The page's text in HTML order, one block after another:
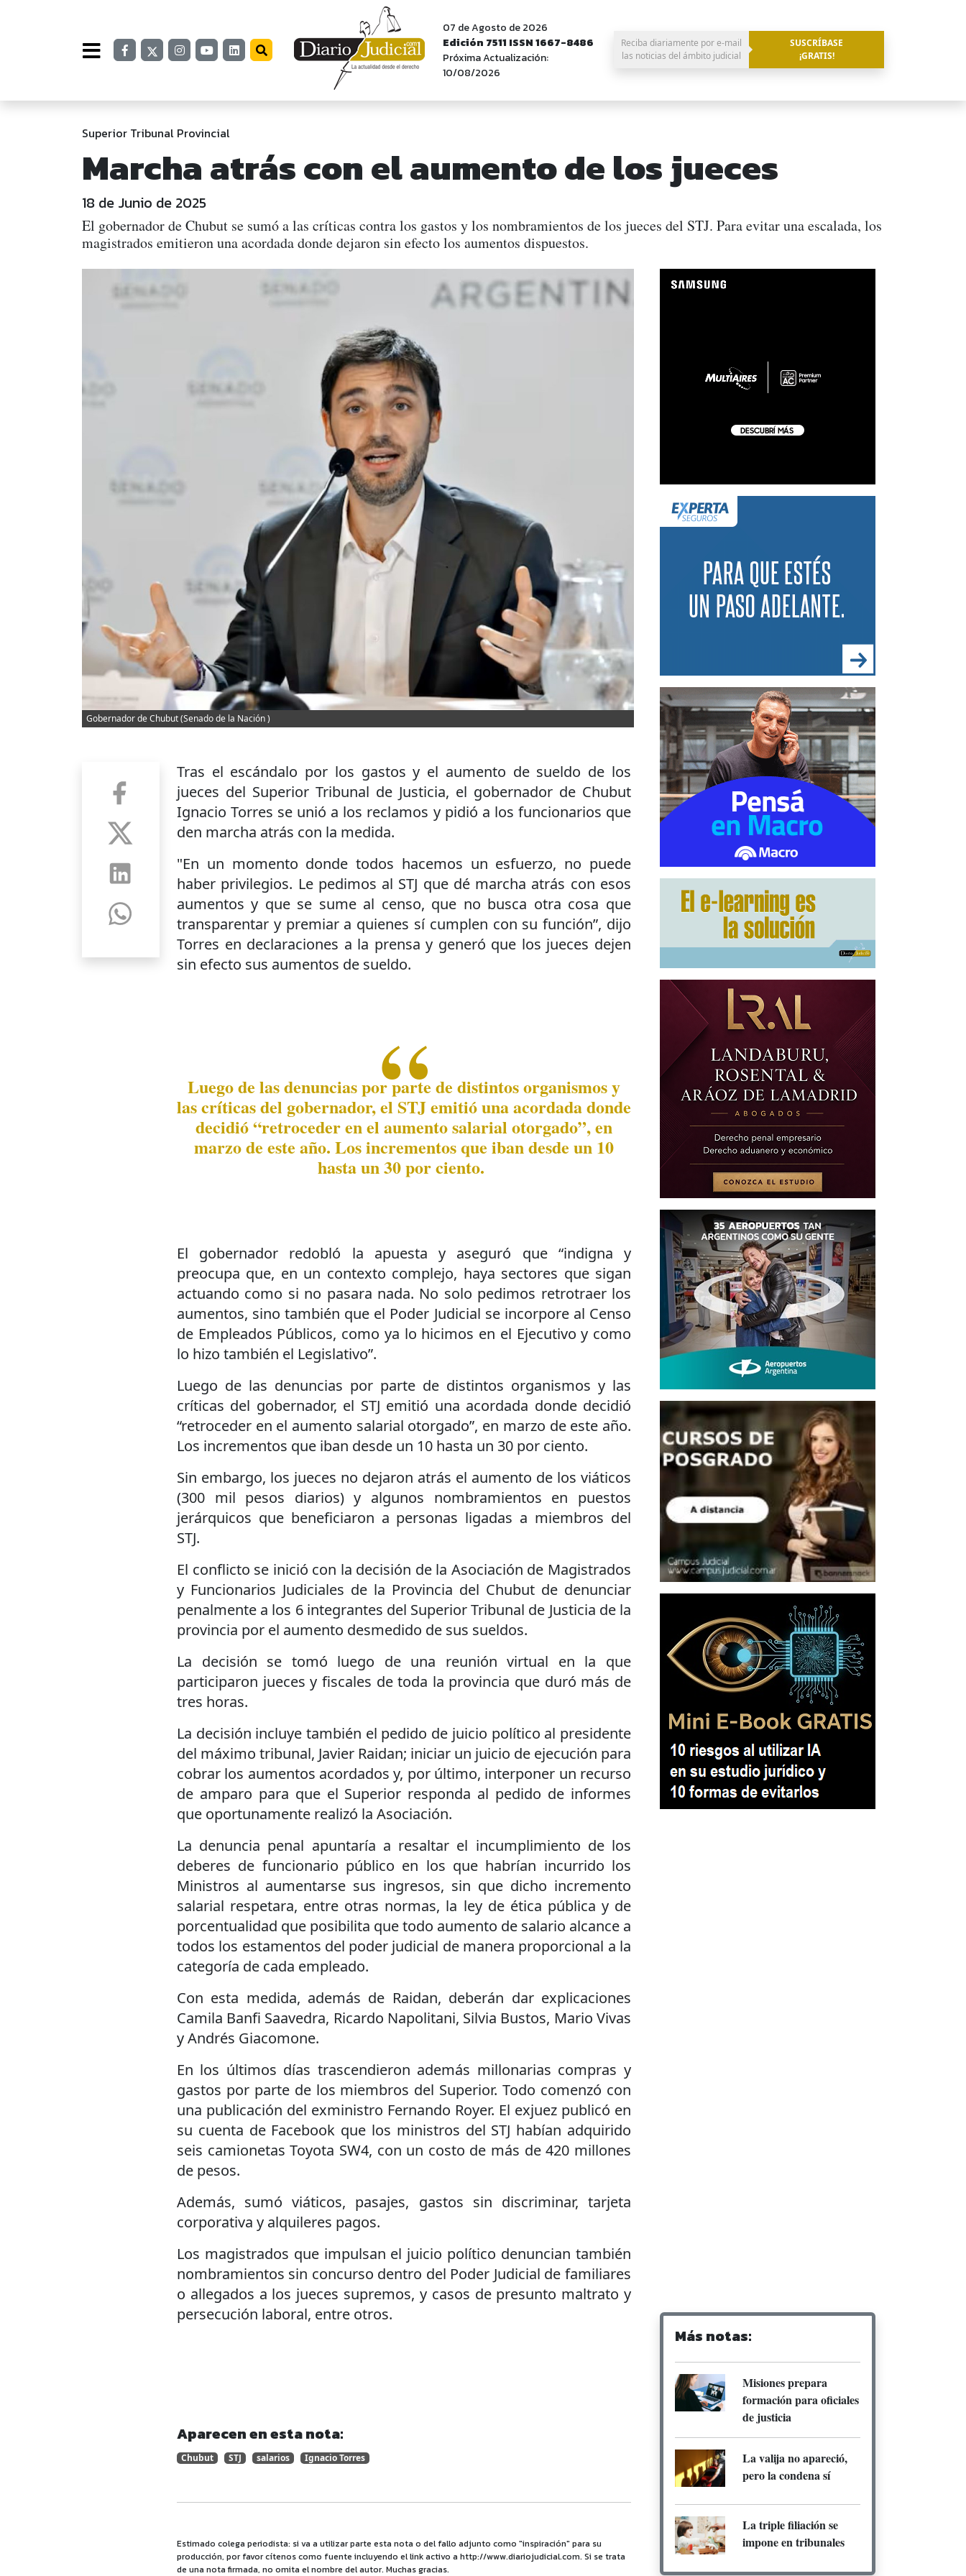
07 de Agosto de 2026
Edición 7511 ISSN 1667-8486
Próxima Actualización:
10/08/2026
Reciba diariamente por e-mail
las noticias del ámbito judicial
SUSCRÍBASE
¡GRATIS!
Superior Tribunal Provincial
Marcha atrás con el aumento de los jueces
18 de Junio de 2025
El gobernador de Chubut se sumó a las críticas contra los gastos y los nombramientos de los jueces del STJ. Para evitar una escalada, los
magistrados emitieron una acordada donde dejaron sin efecto los aumentos dispuestos.
Gobernador de Chubut (Senado de la Nación )
Tras el escándalo por los gastos y el aumento de sueldo de los
jueces del Superior Tribunal de Justicia, el gobernador de Chubut
Ignacio Torres se unió a los reclamos y pidió a los funcionarios que
den marcha atrás con la medida.
"En un momento donde todos hacemos un esfuerzo, no puede
haber privilegios. Le pedimos al STJ que dé marcha atrás con esos
aumentos y que se sume al censo, que no busca otra cosa que
transparentar y premiar a quienes sí cumplen con su función”, dijo
Torres en declaraciones a la prensa y generó que los jueces dejen
sin efecto sus aumentos de sueldo.
Luego de las denuncias por parte de distintos organismos y
las críticas del gobernador, el STJ emitió una acordada donde
decidió “retroceder en el aumento salarial otorgado”, en
marzo de este año. Los incrementos que iban desde un 10
hasta un 30 por ciento.
El gobernador redobló la apuesta y aseguró que “indigna y
preocupa que, en un contexto complejo, haya sectores que sigan
actuando como si no pasara nada. No solo pedimos retrotraer los
aumentos, sino también que el Poder Judicial se incorpore al Censo
de Empleados Públicos, como ya lo hicimos en el Ejecutivo y como
lo hizo también el Legislativo”.
Luego de las denuncias por parte de distintos organismos y las
críticas del gobernador, el STJ emitió una acordada donde decidió
“retroceder en el aumento salarial otorgado”, en marzo de este año.
Los incrementos que iban desde un 10 hasta un 30 por ciento.
Sin embargo, los jueces no dejaron atrás el aumento de los viáticos
(300 mil pesos diarios) y algunos nombramientos en puestos
jerárquicos que beneficiaron a personas ligadas a miembros del
STJ.
El conflicto se inició con la decisión de la Asociación de Magistrados
y Funcionarios Judiciales de la Provincia del Chubut de denunciar
penalmente a los 6 integrantes del Superior Tribunal de Justicia de la
provincia por el aumento desmedido de sus sueldos.
La decisión se tomó luego de una reunión virtual en la que
participaron jueces y fiscales de toda la provincia que duró más de
tres horas.
La decisión incluye también el pedido de juicio político al presidente
del máximo tribunal, Javier Raidan; iniciar un juicio de ejecución para
cobrar los aumentos acordados y, por último, interponer un recurso
de amparo para que el Superior responda al pedido de informes
que oportunamente realizó la Asociación.
La denuncia penal apuntaría a resaltar el incumplimiento de los
deberes de funcionario público en los que habrían incurrido los
Ministros al aumentarse sus ingresos, sin que dicho incremento
salarial respetara, entre otras normas, la ley de ética pública y de
porcentualidad que posibilita que todo aumento de salario alcance a
todos los estamentos del poder judicial de manera proporcional a la
categoría de cada empleado.
Con esta medida, además de Raidan, deberán dar explicaciones
Camila Banfi Saavedra, Ricardo Napolitani, Silvia Bustos, Mario Vivas
y Andrés Giacomone.
En los últimos días trascendieron además millonarias compras y
gastos por parte de los miembros del Superior. Todo comenzó con
una publicación del exministro Fernando Royer. El exjuez publicó en
su cuenta de Facebook que los ministros del STJ habían adquirido
seis camionetas Toyota SW4, con un costo de más de 420 millones
de pesos.
Además, sumó viáticos, pasajes, gastos sin discriminar, tarjeta
corporativa y alquileres pagos.
Los magistrados que impulsan el juicio político denuncian también
nombramientos sin concurso dentro del Poder Judicial de familiares
o allegados a los jueces supremos, y casos de presunto maltrato y
persecución laboral, entre otros.
Aparecen en esta nota:
Chubut STJ salarios Ignacio Torres
Estimado colega periodista: si va a utilizar parte esta nota o del fallo adjunto como "inspiración" para su
producción, por favor cítenos como fuente incluyendo el link activo a http://www.diariojudicial.com. Si se trata
de una nota firmada, no omita el nombre del autor. Muchas gracias.
Más notas:
Misiones prepara
formación para oficiales
de justicia
La valija no apareció,
pero la condena sí
La triple filiación se
impone en tribunales